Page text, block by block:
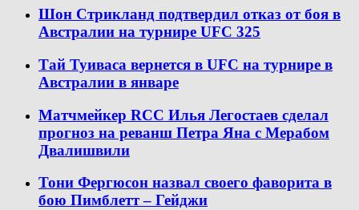
Шон Стрикланд подтвердил отказ от боя в
Австралии на турнире UFC 325
Тай Туиваса вернется в UFC на турнире в
Австралии в январе
Матчмейкер RCC Илья Легостаев сделал
прогноз на реванш Петра Яна с Мерабом
Двалишвили
Тони Фергюсон назвал своего фаворита в
бою Пимблетт – Гейджи